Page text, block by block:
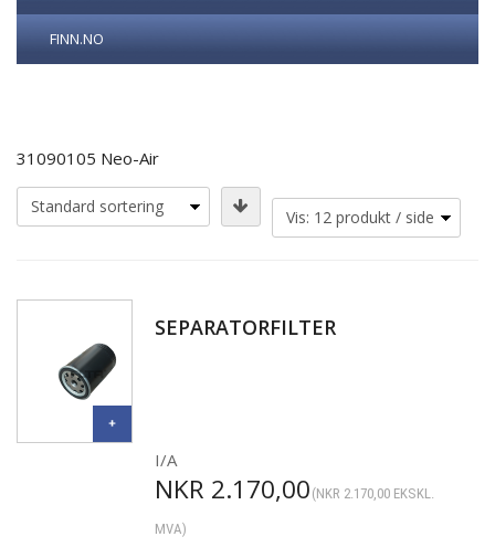
FINN.NO
31090105 Neo-Air
SEPARATORFILTER
I/A
NKR 2.170,00 (NKR 2.170,00EKSKL.
MVA)